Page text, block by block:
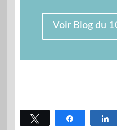
Voir Blog du
Tweetez Partagez